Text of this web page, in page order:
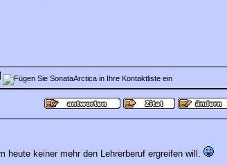
heute keiner mehr den Lehrerberuf ergreifen will.